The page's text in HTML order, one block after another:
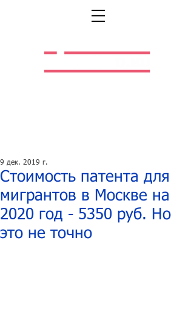
Стоимость патента для
мигрантов в Москве на
2020 год - 5350 руб. Но
это не точно
9 дек. 2019 г.